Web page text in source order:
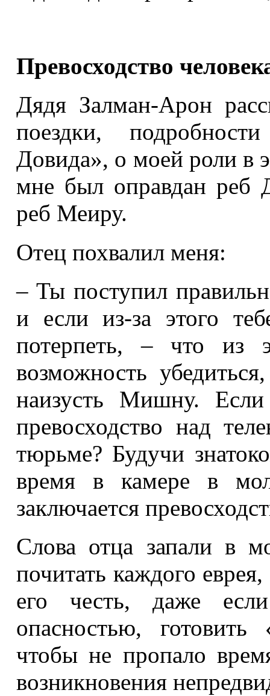
Превосходство
Дядя Залман-Арон
поездки,
Довида», о моей роли в
мне был оправдан реб
реб Меиру.
Отец похвалил меня:
– Ты поступил
и если из-за этого
потерпеть, – что
возможность
наизусть Мишну.
превосходство над
тюрьме? Будучи
время в камере в
заключается
Слова отца запали в
почитать каждого
его честь, даже
опасностью,
чтобы не пропало
возникновения